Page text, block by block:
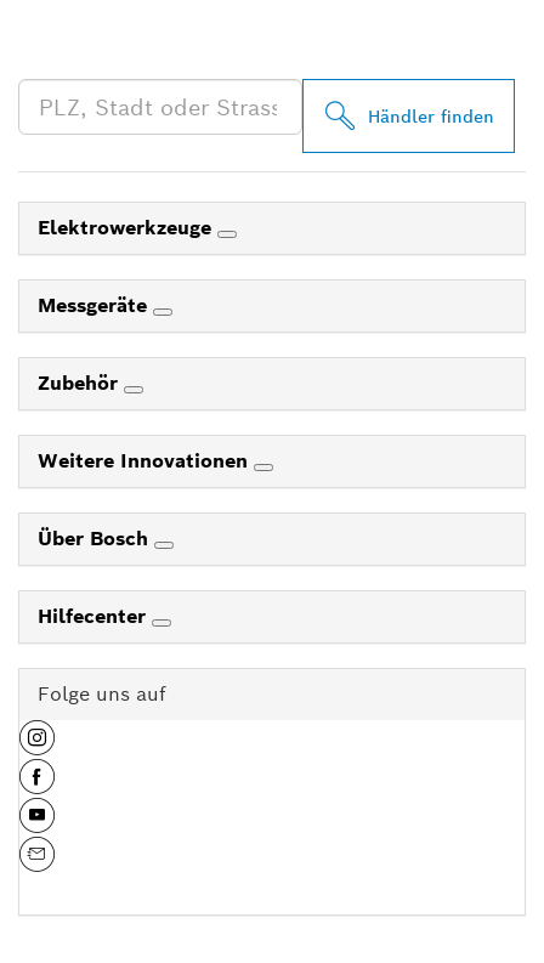
Händler finden
Elektrowerkzeuge
Messgeräte
Zubehör
Weitere Innovationen
Über Bosch
Hilfecenter
Folge uns auf